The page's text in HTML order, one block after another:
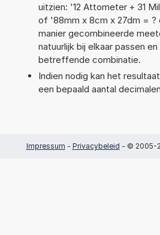
uitzien: '12 Attometer + 31
of '88mm x 8cm x 27dm = ?
manier gecombineerde
natuurlijk bij elkaar passen
betreffende combinatie.
Indien nodig kan het
een bepaald aantal
Impressum - Privacybeleid - © 2005-